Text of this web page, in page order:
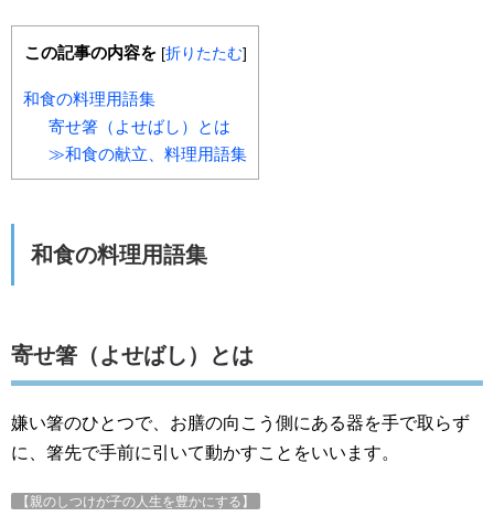
この記事の内容を [折りたたむ]
和食の料理用語集
寄せ箸（よせばし）とは
≫和食の献立、料理用語集
和食の料理用語集
寄せ箸（よせばし）とは
嫌い箸のひとつで、お膳の向こう側にある器を手で取らず
に、箸先で手前に引いて動かすことをいいます。
【親のしつけが子の人生を豊かにする】